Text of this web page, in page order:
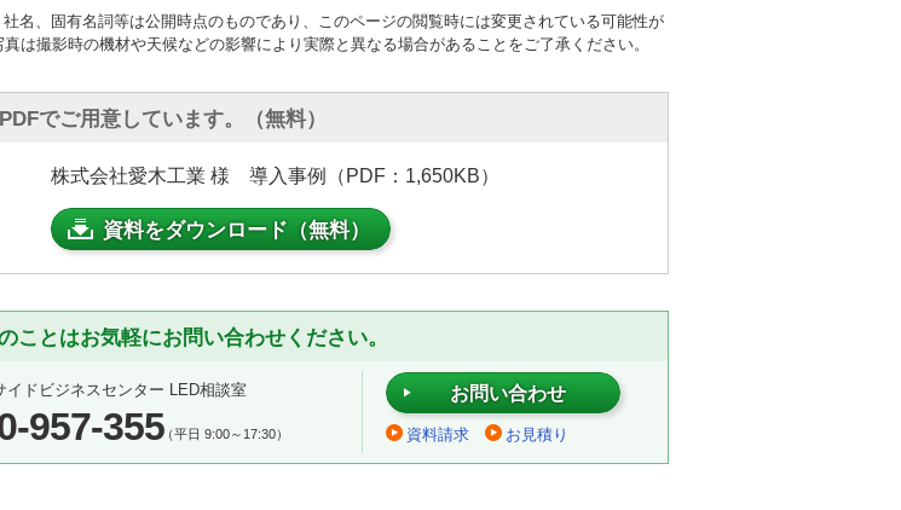
名、固有名詞等は公開時点のものであり、このページの閲覧時には変更されている可能性が
は撮影時の機材や天候などの影響により実際と異なる場合があることをご了承ください。
でご用意しています。（無料）
株式会社愛木工業 様 導入事例（PDF：1,650KB）
資料をダウンロード（無料）
ことはお気軽にお問い合わせください。
イドビジネスセンター LED相談室
957-355（平日 9:00～17:30）
お問い合わせ
資料請求 お見積り